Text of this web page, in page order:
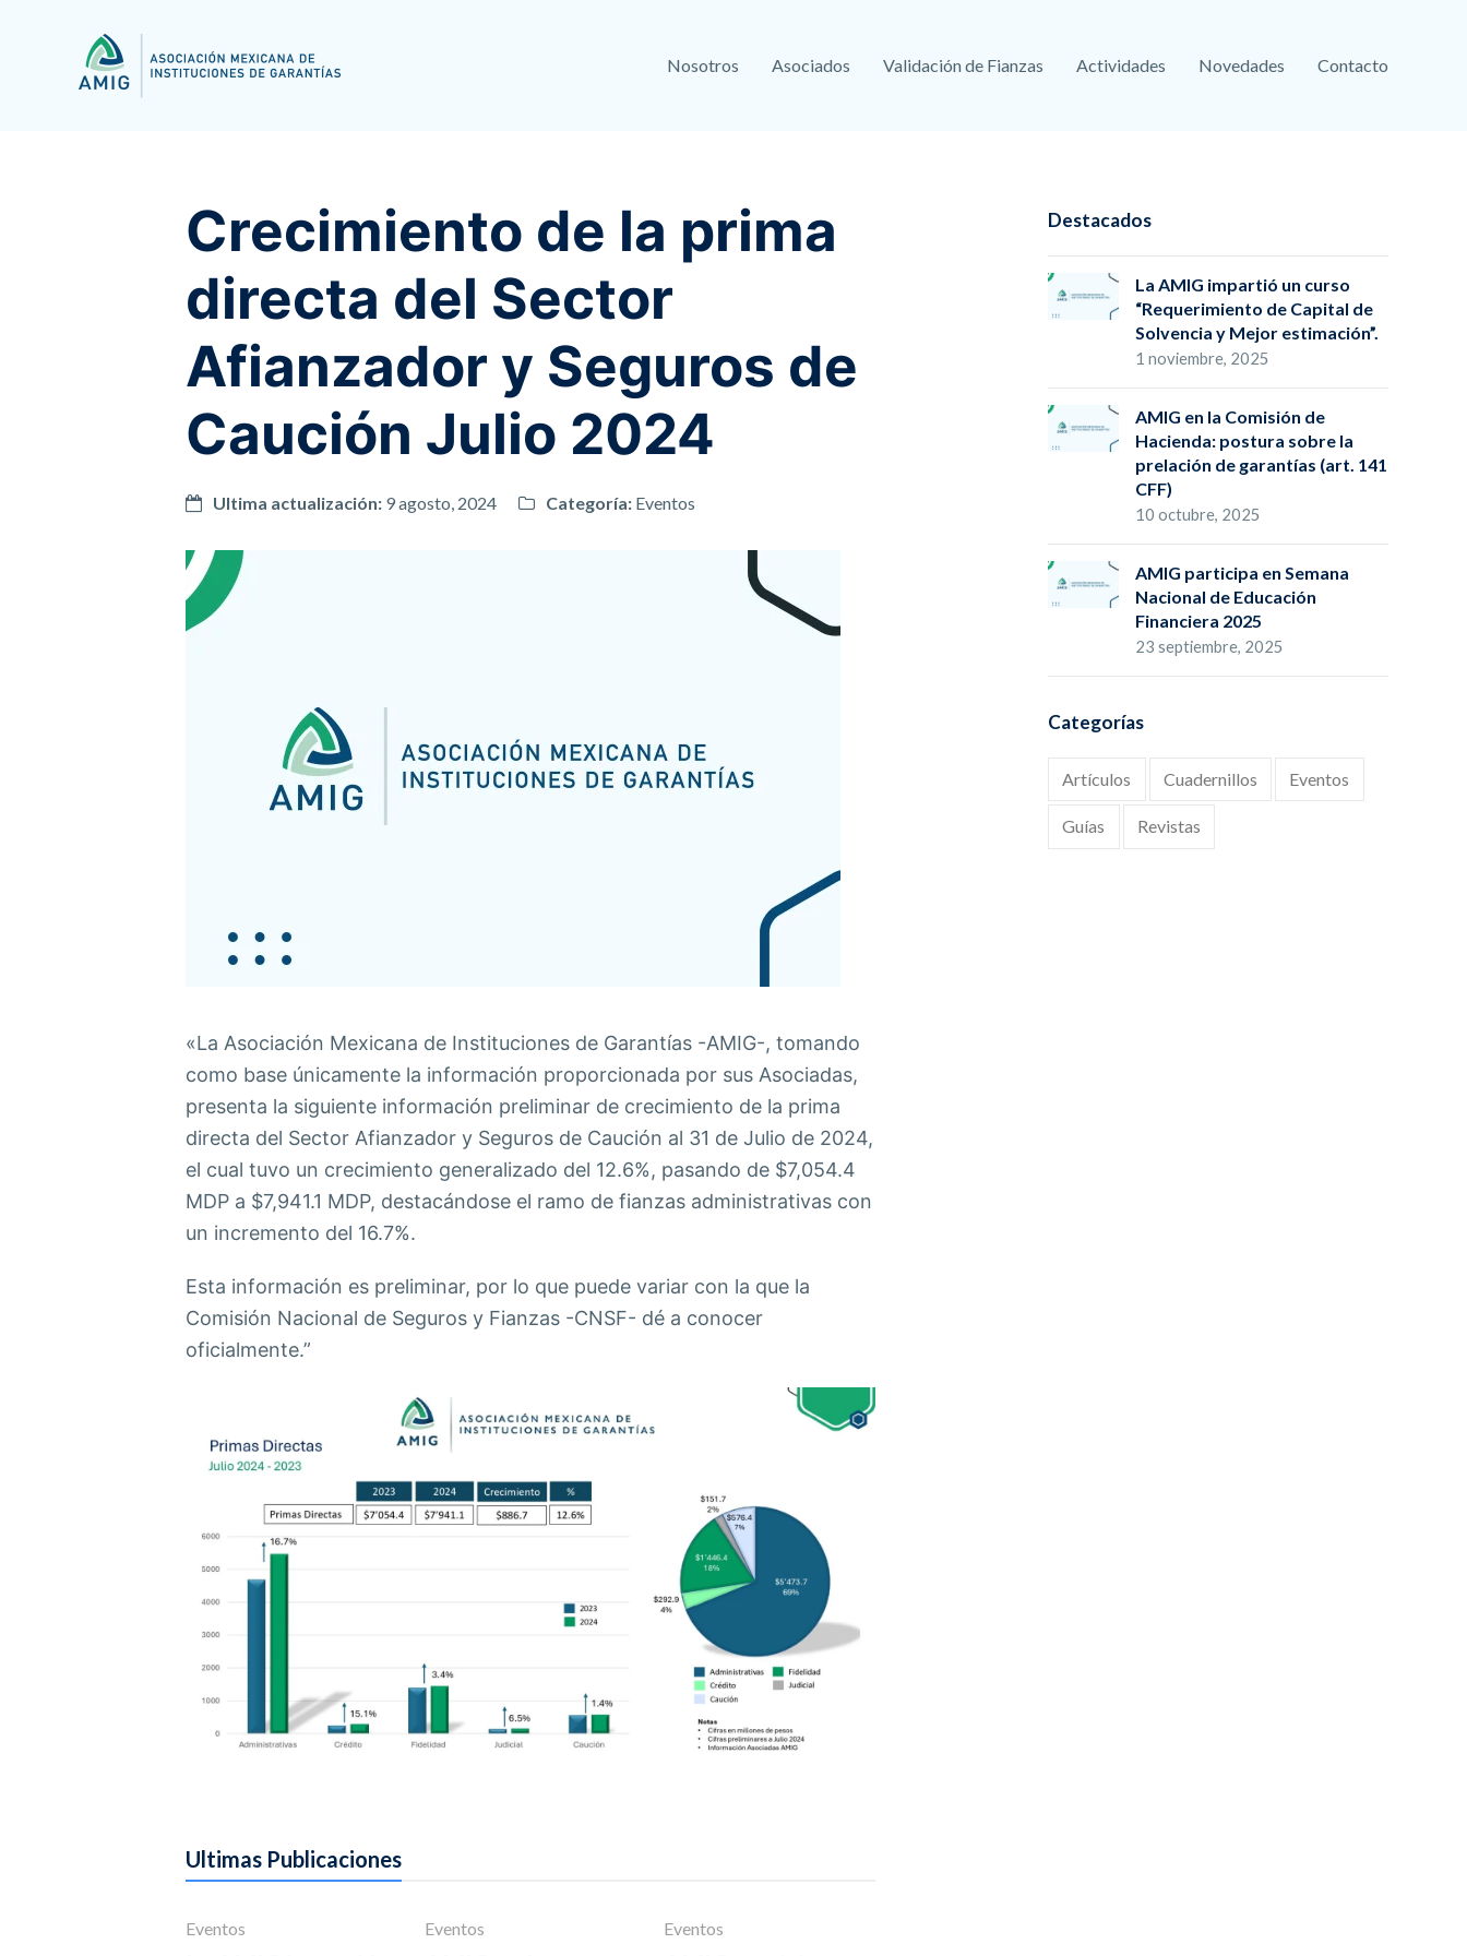
Nosotros Asociados Validación de Fianzas Actividades Novedades Contacto
Crecimiento de la prima
directa del Sector
Afianzador y Seguros de
Caución Julio 2024
Ultima actualización: 9 agosto, 2024 Categoría: Eventos
«La Asociación Mexicana de Instituciones de Garantías -AMIG-, tomando
como base únicamente la información proporcionada por sus Asociadas,
presenta la siguiente información preliminar de crecimiento de la prima
directa del Sector Afianzador y Seguros de Caución al 31 de Julio de 2024,
el cual tuvo un crecimiento generalizado del 12.6%, pasando de $7,054.4
MDP a $7,941.1 MDP, destacándose el ramo de fianzas administrativas con
un incremento del 16.7%.
Esta información es preliminar, por lo que puede variar con la que la
Comisión Nacional de Seguros y Fianzas -CNSF- dé a conocer
oficialmente.”
Ultimas Publicaciones
Eventos Eventos Eventos
Destacados
La AMIG impartió un curso
“Requerimiento de Capital de
Solvencia y Mejor estimación”.
1 noviembre, 2025
AMIG en la Comisión de
Hacienda: postura sobre la
prelación de garantías (art. 141
CFF)
10 octubre, 2025
AMIG participa en Semana
Nacional de Educación
Financiera 2025
23 septiembre, 2025
Categorías
Artículos Cuadernillos Eventos
Guías Revistas